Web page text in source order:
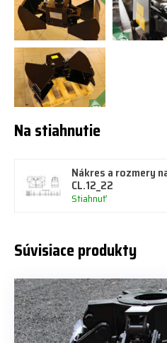
Na stiahnutie
Nákres a rozmery
CL.12_22
Stiahnuť
Súvisiace produkty